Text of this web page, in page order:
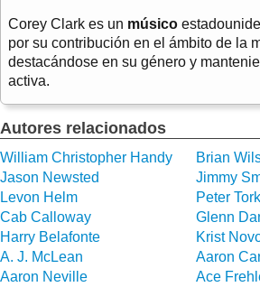
Corey Clark es un músico
por su contribución en el ámbito de la
destacándose en su género y
activa.
Autores relacionados
William Christopher Handy
Brian
Jason Newsted
Jimmy
Levon Helm
Peter Tork
Cab Calloway
Glenn
Harry Belafonte
Krist
A. J. McLean
Aaron
Aaron Neville
Ace